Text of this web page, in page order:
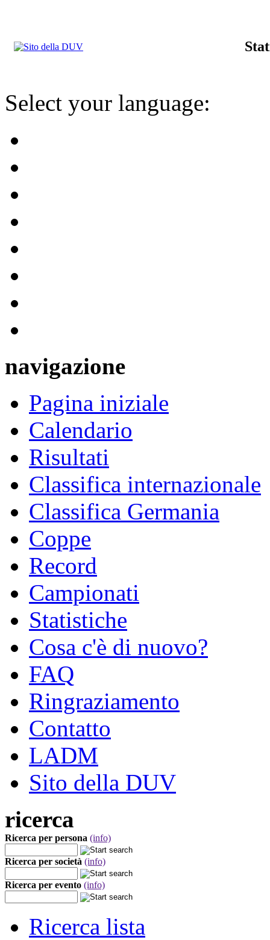
Select your language:
navigazione
Pagina iniziale
Calendario
Risultati
Classifica internazionale
Classifica Germania
Coppe
Record
Campionati
Statistiche
Cosa c'è di nuovo?
FAQ
Ringraziamento
Contatto
LADM
Sito della DUV
ricerca
Ricerca per persona (info)
Ricerca per società (info)
Ricerca per evento (info)
Ricerca lista